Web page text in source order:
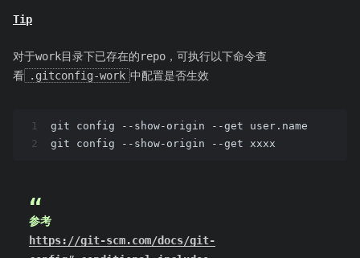
Tip
对于work目录下已存在的repo，可执行以下命令查
看 .gitconfig-work 中配置是否生效
1
2
git config --show-origin --get user.name
git config --show-origin --get xxxx
参考
https://git-scm.com/docs/git-